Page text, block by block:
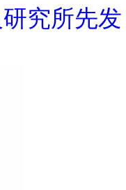
究所先发